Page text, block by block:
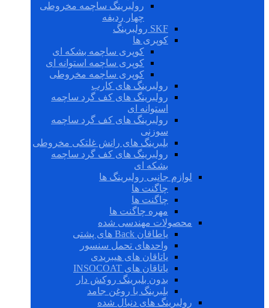
رولبرینگ ساچمه مخروطی
چهار ردیفه
SKF رولبرینگ
کوپری ها
کوپری ساچمه بشکه ای
کوپری ساچمه استوانه ای
کوپری ساچمه مخروطی
رولبرینگ های کارب
رولبرینگ های کف گرد ساچمه
استوانه ای
رولبرینگ های کف گرد ساچمه
سوزنی
بلبرینگ های رانش غلتکی مخروطی
رولبرینگ های کف گرد ساچمه
بشکه ای
لوازم جانبی رولبرینگ ها
چاگنت ها
چاگنت ها
مهره چاگنت ها
محصولات مهندسی شده
یاطاقان Back های پشتی
واحدهای تحمل سنسور
یاتاقان های هیبریدی
یاتاقان های INSOCOAT
بدون بلبرینگ روکش دار
بلبرینگ با روغن جامد
رولبرینگ های دنبال شده